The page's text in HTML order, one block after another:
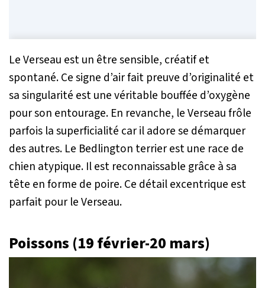
Le Verseau est un être sensible, créatif et
spontané. Ce signe d’air fait preuve d’originalité et
sa singularité est une véritable bouffée d’oxygène
pour son entourage. En revanche, le Verseau frôle
parfois la superficialité car il adore se démarquer
des autres. Le Bedlington terrier est une race de
chien atypique. Il est reconnaissable grâce à sa
tête en forme de poire. Ce détail excentrique est
parfait pour le Verseau.
Poissons (19 février-20 mars)